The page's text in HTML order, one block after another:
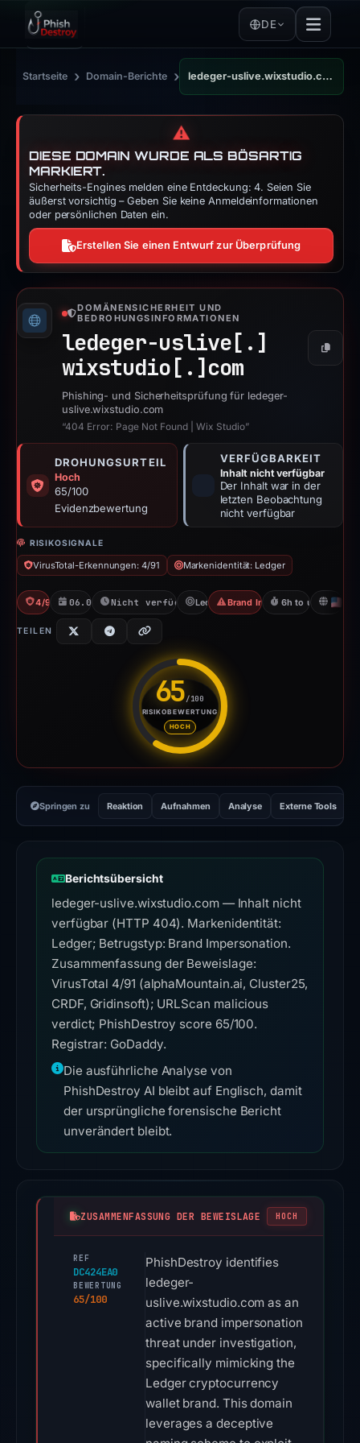
DE
Startseite › Domain-Berichte › ledeger-uslive.wixstudio.com
⚠️
DIESE DOMAIN WURDE ALS BÖSARTIG
MARKIERT.
Sicherheits-Engines melden eine Entdeckung: 4. Seien Sie
äußerst vorsichtig – Geben Sie keine Anmeldeinformationen
oder persönlichen Daten ein.
Erstellen Sie einen Entwurf zur Überprüfung
DOMÄNENSICHERHEIT UND
BEDROHUNGSINFORMATIONEN
ledeger-uslive[.]
wixstudio[.] com
Phishing- und Sicherheitsprüfung für ledeger-
uslive.wixstudio.com
“404 Error: Page Not Found | Wix Studio”
DROHUNGSURTEIL
Hoch
65/100
Evidenzbewertung
VERFÜGBARKEIT
Inhalt nicht verfügbar
Der Inhalt war in der
letzten Beobachtung
nicht verfügbar
RISIKOSIGNALE
VirusTotal-Erkennungen: 4/91 Markenidentität: Ledger
4/91 VT06.05.2026Nicht verfügbar seit 06.06.2026
Ledger Brand Impersonation6h to unavailable
TEILEN
65/100
RISIKOBEWERTUNG
HOCH
Risikobewertung: 65 von
Springen zu Reaktion Aufnahmen Analyse Externe Tools
Berichtsübersicht
ledeger-uslive.wixstudio.com — Inhalt nicht
verfügbar (HTTP 404). Markenidentität:
Ledger; Betrugstyp: Brand Impersonation.
Zusammenfassung der Beweislage:
VirusTotal 4/91 (alphaMountain.ai, Cluster25,
CRDF, Gridinsoft); URLScan malicious
verdict; PhishDestroy score 65/100.
Registrar: GoDaddy.
Die ausführliche Analyse von
PhishDestroy AI bleibt auf Englisch, damit
der ursprüngliche forensische Bericht
unverändert bleibt.
ZUSAMMENFASSUNG DER BEWEISLAGE HOCH
REF
DC424EA0
BEWERTUNG
65/100
PhishDestroy identifies
ledeger-
uslive.wixstudio.com as an
active brand impersonation
threat under investigation,
specifically mimicking the
Ledger cryptocurrency
wallet brand. This domain
leverages a deceptive